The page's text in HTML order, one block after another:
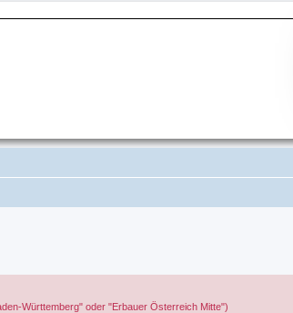
Württemberg" oder "Erbauer Österreich Mitte")